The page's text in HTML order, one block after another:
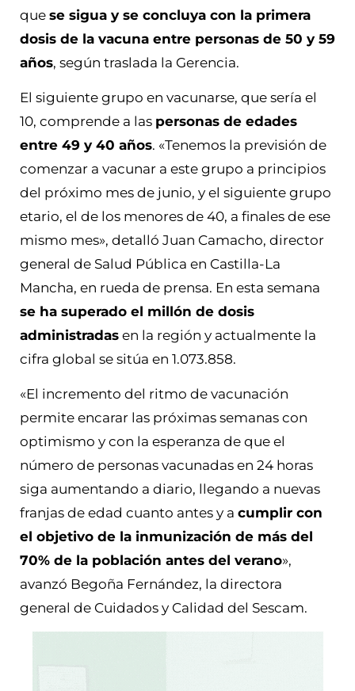
que se sigua y se concluya con la primera
dosis de la vacuna entre personas de 50 y 59
años, según traslada la Gerencia.
El siguiente grupo en vacunarse, que sería el
10, comprende a las personas de edades
entre 49 y 40 años. «Tenemos la previsión de
comenzar a vacunar a este grupo a principios
del próximo mes de junio, y el siguiente grupo
etario, el de los menores de 40, a finales de ese
mismo mes», detalló Juan Camacho, director
general de Salud Pública en Castilla-La
Mancha, en rueda de prensa. En esta semana
se ha superado el millón de dosis
administradas en la región y actualmente la
cifra global se sitúa en 1.073.858.
«El incremento del ritmo de vacunación
permite encarar las próximas semanas con
optimismo y con la esperanza de que el
número de personas vacunadas en 24 horas
siga aumentando a diario, llegando a nuevas
franjas de edad cuanto antes y a cumplir con
el objetivo de la inmunización de más del
70% de la población antes del verano»,
avanzó Begoña Fernández, la directora
general de Cuidados y Calidad del Sescam.